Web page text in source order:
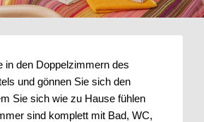
in den Doppelzimmern des
und gönnen Sie sich den
Sie sich wie zu Hause fühlen
sind komplett mit Bad, WC,